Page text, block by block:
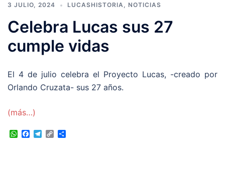
3 JULIO, 2024 LUCASHISTORIA NOTICIAS
Celebra Lucas sus 27
cumple vidas
El 4 de julio celebra el Proyecto Lucas, -creado por
Orlando Cruzata- sus 27 años.
(más…)
WhatsApp
Facebook
Telegram
Copy